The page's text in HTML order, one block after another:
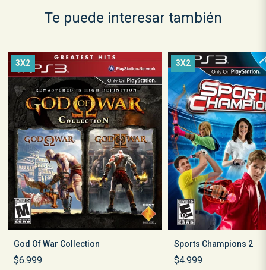
Te puede interesar también
3X2
God Of War Collection
$6.999
3X2
Sports Champions 2
$4.999